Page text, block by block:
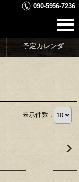
090-5956-7236
予定カレンダ
表示件数 :